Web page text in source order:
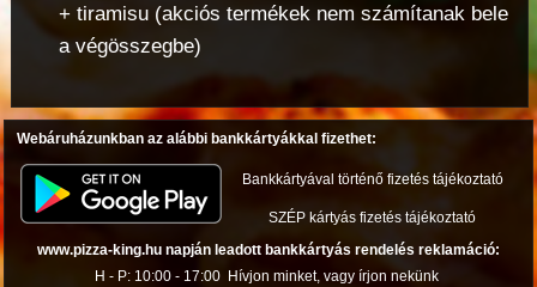
+ tiramisu (akciós termékek nem számítanak bele
a végösszegbe)
Webáruházunkban az alábbi bankkártyákkal fizethet:
Bankkártyával történő fizetés tájékoztató
SZÉP kártyás fizetés tájékoztató
www.pizza-king.hu napján leadott bankkártyás rendelés reklamáció:
H - P: 10:00 - 17:00 Hívjon minket, vagy írjon nekünk